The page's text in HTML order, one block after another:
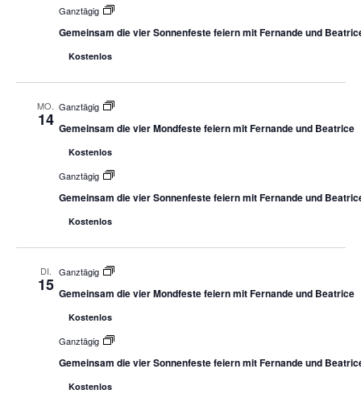
Ganztägig
Gemeinsam die vier Sonnenfeste feiern mit Fernande und
Kostenlos
MO.
14
Ganztägig
Gemeinsam die vier Mondfeste feiern mit Fernande und Beatrice
Kostenlos
Ganztägig
Gemeinsam die vier Sonnenfeste feiern mit Fernande und
Kostenlos
DI.
15
Ganztägig
Gemeinsam die vier Mondfeste feiern mit Fernande und Beatrice
Kostenlos
Ganztägig
Gemeinsam die vier Sonnenfeste feiern mit Fernande und
Kostenlos